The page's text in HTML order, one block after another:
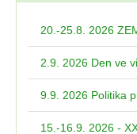
20.-25.8. 2026
2.9. 2026 Den ve
9.9. 2026 Politika
15.-16.9. 2026 -